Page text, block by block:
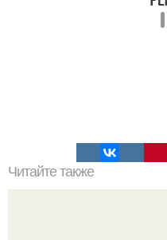
Читайте также